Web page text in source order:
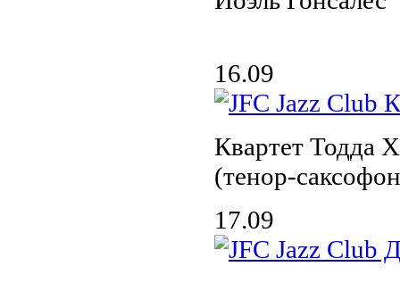
16.09
Квартет Тодда
(тенор-
17.09